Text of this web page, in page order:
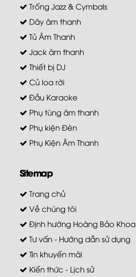
Trống Jazz & Cymbals
Dây âm thanh
Tủ Âm Thanh
Jack âm thanh
Thiết bị DJ
Củ loa rời
Đầu Karaoke
Phụ tùng âm thanh
Phụ kiện Đèn
Phụ Kiện Âm Thanh
Sitemap
Trang chủ
Về chúng tôi
Định hướng Hoàng Bảo Khoa
Tư vấn - Hướng dẫn sử dụng
Tin khuyến mãi
Kiến thức - Lịch sử